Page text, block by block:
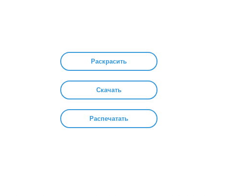
Раскрасить
Скачать
Распечатать